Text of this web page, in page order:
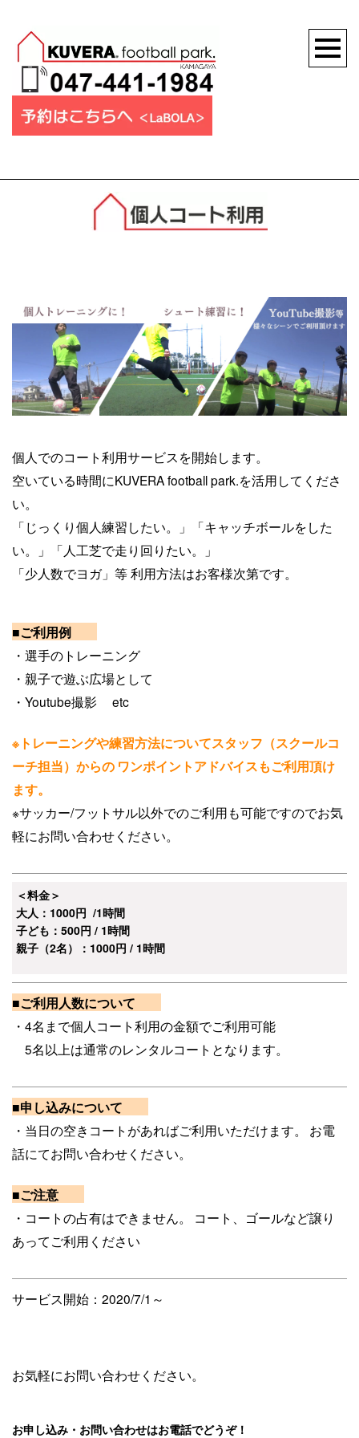
個人でのコート利用サービスを開始します。
空いている時間にKUVERA football park.を活用してくださ
い。
「じっくり個人練習したい。」「キャッチボールをした
い。」「人工芝で走り回りたい。」
「少人数でヨガ」等 利用方法はお客様次第です。
■ご利用例
・選手のトレーニング
・親子で遊ぶ広場として
・Youtube撮影
etc
※トレーニングや練習方法についてスタッフ（スクールコ
ーチ担当）からの ワンポイントアドバイスもご利用頂け
ます。
※サッカー/フットサル以外でのご利用も可能ですのでお気
軽にお問い合わせください。
＜料金＞
大人：1000円 /1時間
子ども：500円 / 1時間
親子（2名）：1000円 / 1時間
■ご利用人数について
・4名まで個人コート利用の金額でご利用可能
5名以上は通常のレンタルコートとなります。
■申し込みについて
・当日の空きコートがあればご利用いただけます。
お電
話にてお問い合わせください。
■ご注意
・コートの占有はできません。
コート、ゴールなど譲り
あってご利用ください
サービス開始：2020/7/1～
お気軽にお問い合わせください。
お申し込み・お問い合わせはお電話でどうぞ！